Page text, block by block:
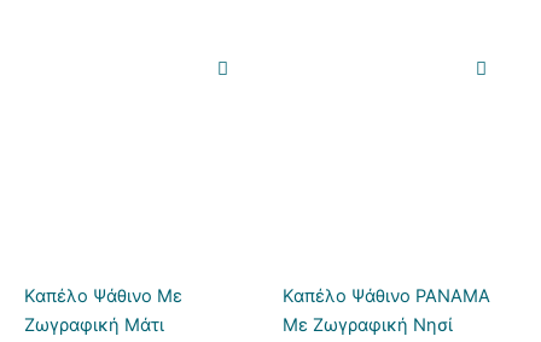
Καπέλο Ψάθινο Με
Ζωγραφική Μάτι
Καπέλο Ψάθινο PANAMA
Με Ζωγραφική Νησί